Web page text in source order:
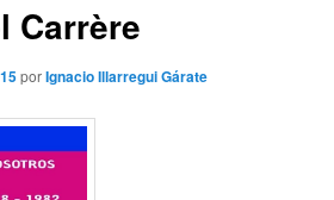
Carrère
porIgnacio Illarregui Gárate